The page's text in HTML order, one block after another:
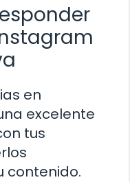
en
excelente
tus
contenido.